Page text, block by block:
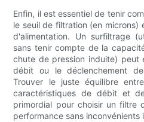
Enfin, il est essentiel de tenir
le seuil de filtration (en microns)
d'alimentation. Un surfiltrage
sans tenir compte de la
chute de pression induite) peut
débit ou le déclenchement
Trouver le juste équilibre
caractéristiques de débit et
primordial pour choisir un filtre
performance sans inconvénients